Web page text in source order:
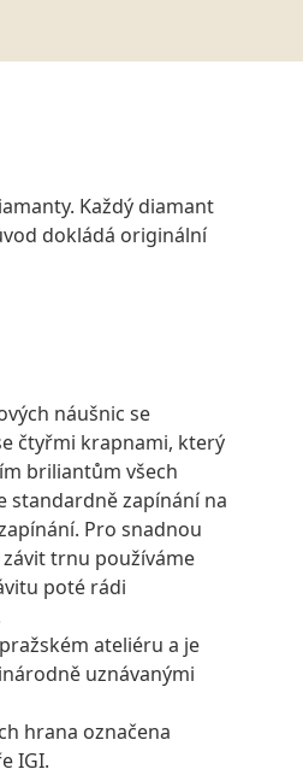
Každý diamant
dokládá originální
náušnic se
čtyřmi krapnami, který
briliantům všech
standardně zapínání na
Pro snadnou
trnu používáme
poté rádi
ateliéru a je
uznávanými
hrana označena
IGI.